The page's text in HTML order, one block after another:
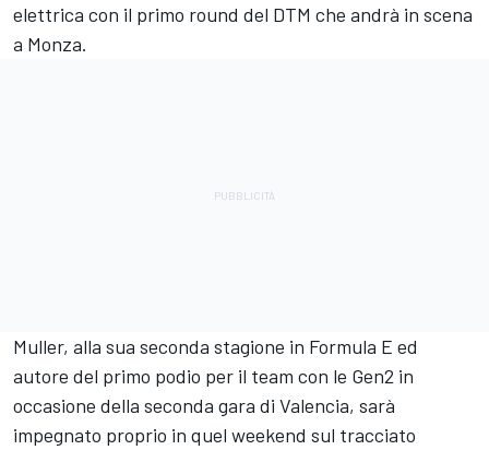
elettrica con il primo round del DTM che andrà in scena
a Monza.
Muller, alla sua seconda stagione in Formula E ed
autore del primo podio per il team con le Gen2 in
occasione della seconda gara di Valencia, sarà
impegnato proprio in quel weekend sul tracciato